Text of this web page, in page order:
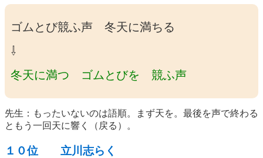
ゴムとび競ふ声 冬天に満ちる
⇩
冬天に満つ ゴムとびを 競ふ声
先生：もったいないのは語順。まず天を。最後を声で終わる
ともう一回天に響く（戻る）。
１０位 立川志らく